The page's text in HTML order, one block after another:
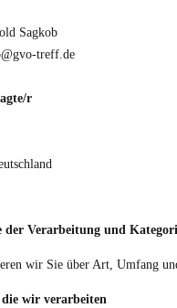
Sagkob
treff.de
r
der Verarbeitung und
wir Sie über Art, Umfang
wir verarbeiten